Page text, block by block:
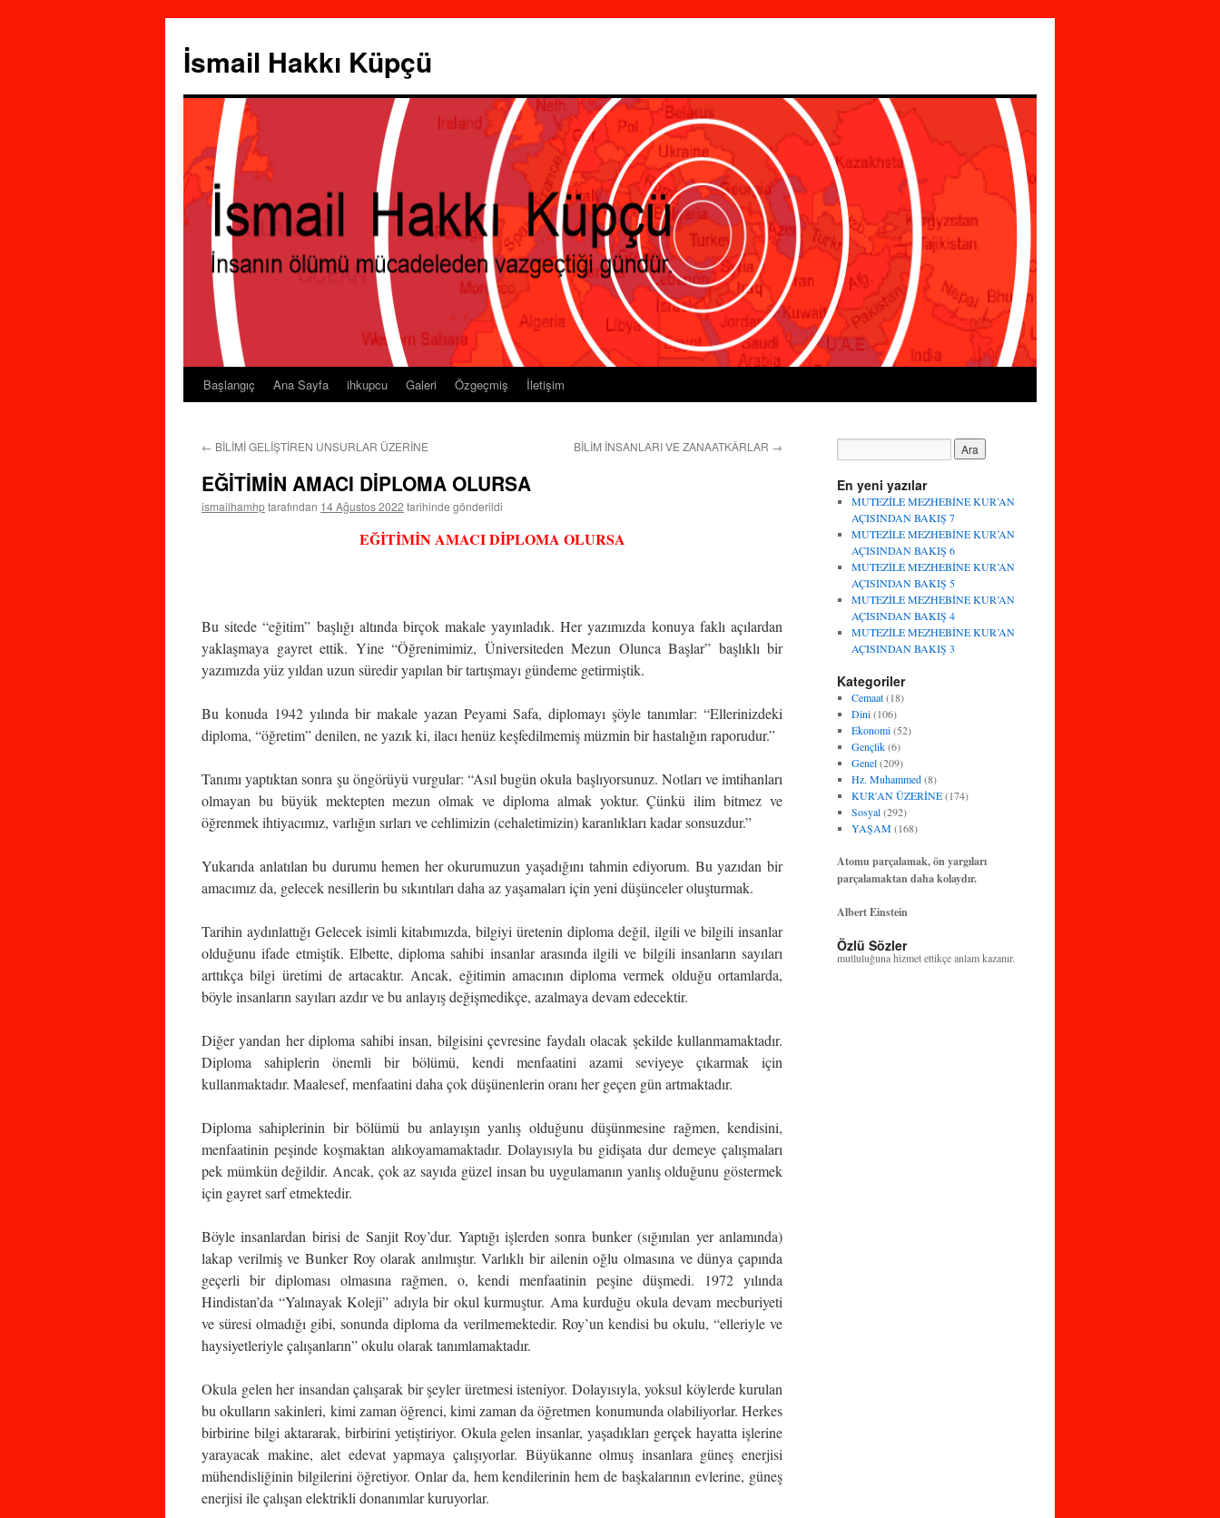
İsmail Hakkı Küpçü
Başlangıç Ana Sayfa ihkupcu Galeri Özgeçmiş İletişim
← BİLİMİ GELİŞTİREN UNSURLAR ÜZERİNE BİLİM İNSANLARI VE ZANAATKÂRLAR →
EĞİTİMİN AMACI DİPLOMA OLURSA
ismailhamhptarafından 14 Ağustos 2022 tarihinde gönderildi
EĞİTİMİN AMACI DİPLOMA OLURSA
Bu sitede “eğitim” başlığı altında birçok makale yayınladık. Her yazımızda konuya faklı açılardan
yaklaşmaya gayret ettik. Yine “Öğrenimimiz, Üniversiteden Mezun Olunca Başlar” başlıklı bir
yazımızda yüz yıldan uzun süredir yapılan bir tartışmayı gündeme getirmiştik.
Bu konuda 1942 yılında bir makale yazan Peyami Safa, diplomayı şöyle tanımlar: “Ellerinizdeki
diploma, “öğretim” denilen, ne yazık ki, ilacı henüz keşfedilmemiş müzmin bir hastalığın raporudur.”
Tanımı yaptıktan sonra şu öngörüyü vurgular: “Asıl bugün okula başlıyorsunuz. Notları ve imtihanları
olmayan bu büyük mektepten mezun olmak ve diploma almak yoktur. Çünkü ilim bitmez ve
öğrenmek ihtiyacımız, varlığın sırları ve cehlimizin (cehaletimizin) karanlıkları kadar sonsuzdur.”
Yukarıda anlatılan bu durumu hemen her okurumuzun yaşadığını tahmin ediyorum. Bu yazıdan bir
amacımız da, gelecek nesillerin bu sıkıntıları daha az yaşamaları için yeni düşünceler oluşturmak.
Tarihin aydınlattığı Gelecek isimli kitabımızda, bilgiyi üretenin diploma değil, ilgili ve bilgili insanlar
olduğunu ifade etmiştik. Elbette, diploma sahibi insanlar arasında ilgili ve bilgili insanların sayıları
arttıkça bilgi üretimi de artacaktır. Ancak, eğitimin amacının diploma vermek olduğu ortamlarda,
böyle insanların sayıları azdır ve bu anlayış değişmedikçe, azalmaya devam edecektir.
Diğer yandan her diploma sahibi insan, bilgisini çevresine faydalı olacak şekilde kullanmamaktadır.
Diploma sahiplerin önemli bir bölümü, kendi menfaatini azami seviyeye çıkarmak için
kullanmaktadır. Maalesef, menfaatini daha çok düşünenlerin oranı her geçen gün artmaktadır.
Diploma sahiplerinin bir bölümü bu anlayışın yanlış olduğunu düşünmesine rağmen, kendisini,
menfaatinin peşinde koşmaktan alıkoyamamaktadır. Dolayısıyla bu gidişata dur demeye çalışmaları
pek mümkün değildir. Ancak, çok az sayıda güzel insan bu uygulamanın yanlış olduğunu göstermek
için gayret sarf etmektedir.
Böyle insanlardan birisi de Sanjit Roy’dur. Yaptığı işlerden sonra bunker (sığınılan yer anlamında)
lakap verilmiş ve Bunker Roy olarak anılmıştır. Varlıklı bir ailenin oğlu olmasına ve dünya çapında
geçerli bir diploması olmasına rağmen, o, kendi menfaatinin peşine düşmedi. 1972 yılında
Hindistan’da “Yalınayak Koleji” adıyla bir okul kurmuştur. Ama kurduğu okula devam mecburiyeti
ve süresi olmadığı gibi, sonunda diploma da verilmemektedir. Roy’un kendisi bu okulu, “elleriyle ve
haysiyetleriyle çalışanların” okulu olarak tanımlamaktadır.
Okula gelen her insandan çalışarak bir şeyler üretmesi isteniyor. Dolayısıyla, yoksul köylerde kurulan
bu okulların sakinleri, kimi zaman öğrenci, kimi zaman da öğretmen konumunda olabiliyorlar. Herkes
birbirine bilgi aktararak, birbirini yetiştiriyor. Okula gelen insanlar, yaşadıkları gerçek hayatta işlerine
yarayacak makine, alet edevat yapmaya çalışıyorlar. Büyükanne olmuş insanlara güneş enerjisi
mühendisliğinin bilgilerini öğretiyor. Onlar da, hem kendilerinin hem de başkalarının evlerine, güneş
enerjisi ile çalışan elektrikli donanımlar kuruyorlar.
En yeni yazılar
MUTEZİLE MEZHEBİNE KUR’AN
AÇISINDAN BAKIŞ 7
MUTEZİLE MEZHEBİNE KUR’AN
AÇISINDAN BAKIŞ 6
MUTEZİLE MEZHEBİNE KUR’AN
AÇISINDAN BAKIŞ 5
MUTEZİLE MEZHEBİNE KUR’AN
AÇISINDAN BAKIŞ 4
MUTEZİLE MEZHEBİNE KUR’AN
AÇISINDAN BAKIŞ 3
Kategoriler
Cemaat(18)
Dini(106)
Ekonomi(52)
Gençlik(6)
Genel(209)
Hz. Muhammed(8)
KUR'AN ÜZERİNE(174)
Sosyal(292)
YAŞAM(168)
Atomu parçalamak, ön yargıları
parçalamaktan daha kolaydır.
Albert Einstein
Özlü Sözler